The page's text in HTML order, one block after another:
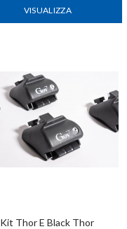
VISUALIZZA
Kit Thor E Black Thor